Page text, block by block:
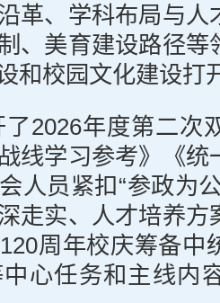
革、学科布局与人
、美育建设路径等
和校园文化建设打
2026年度第二次
线学习参考》《统
人员紧扣“参政为
走实、人才培养方
周年校庆筹备中
心任务和主线内